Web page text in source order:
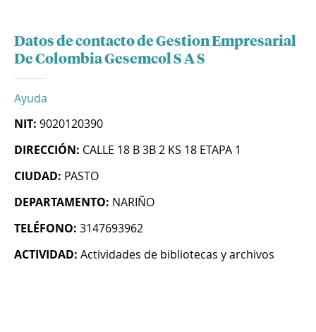
Datos de contacto de Gestion Empresarial
De Colombia Gesemcol S A S
Ayuda
NIT: 9020120390
DIRECCIÓN: CALLE 18 B 3B 2 KS 18 ETAPA 1
CIUDAD: PASTO
DEPARTAMENTO: NARIÑO
TELÉFONO: 3147693962
ACTIVIDAD: Actividades de bibliotecas y archivos